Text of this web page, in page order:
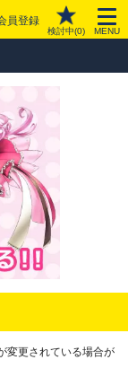
員登録
検討中(0) MENU
変更されている場合が